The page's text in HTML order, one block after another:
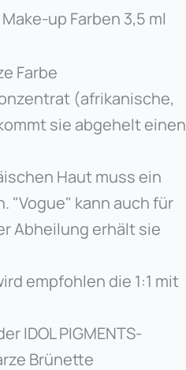
up Farben 3,5 ml
Farbe
(afrikanische,
sie abgehelt einen
Haut muss ein
"Vogue" kann auch für
Abheilung erhält sie
empfohlen die 1:1 mit
IDOL PIGMENTS-
Brünette